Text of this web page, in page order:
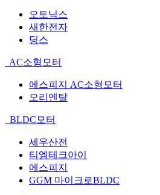
오토닉스
새한전자
딩스
AC소형모터
에스피지 AC소형모터
오리엔탈
BLDC모터
세우산전
티엠테크아이
에스피지
GGM 마이크로BLDC